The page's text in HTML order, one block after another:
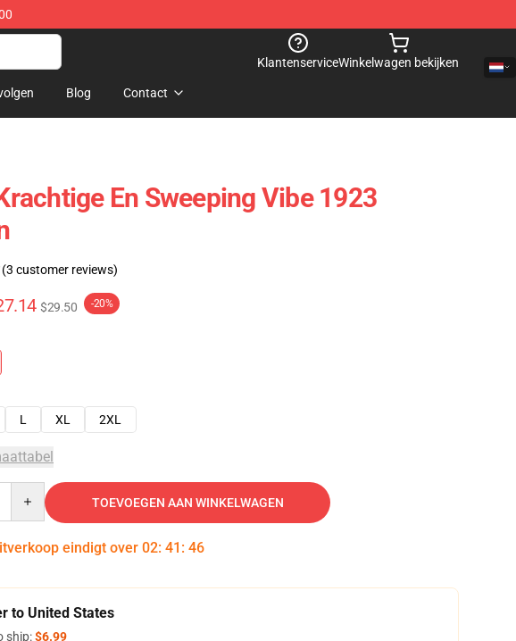
KlantenserviceWinkelwagen bekijken
Blog Contact
En Sweeping Vibe 1923
(3 customer reviews)
$29.50 -20%
L XL 2XL
TOEVOEGEN AAN WINKELWAGEN
eindigt over 02: 41 : 45
to United States
ship:$6.99